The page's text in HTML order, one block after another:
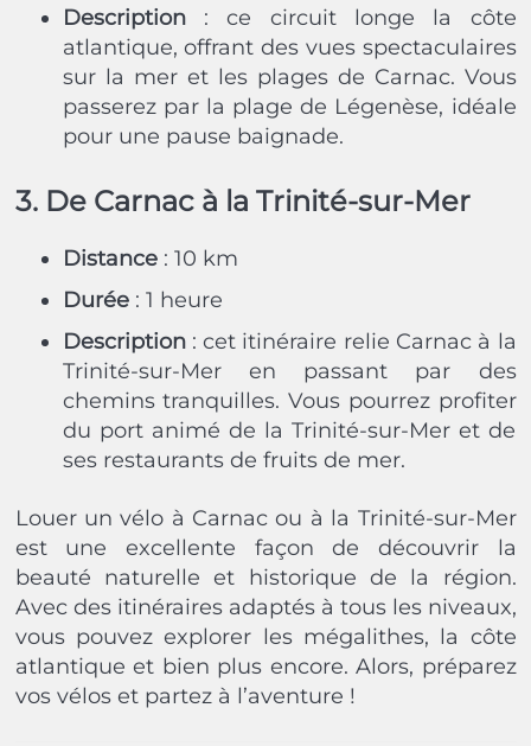
Description: ce circuit longe la côte
atlantique, offrant des vues spectaculaires
sur la mer et les plages de Carnac. Vous
passerez par la plage de Légenèse, idéale
pour une pause baignade.
3. De Carnac à la Trinité-sur-Mer
Distance: 10 km
Durée: 1 heure
Description: cet itinéraire relie Carnac à la
Trinité-sur-Mer en passant par des
chemins tranquilles. Vous pourrez profiter
du port animé de la Trinité-sur-Mer et de
ses restaurants de fruits de mer.
Louer un vélo à Carnac ou à la Trinité-sur-Mer
est une excellente façon de découvrir la
beauté naturelle et historique de la région.
Avec des itinéraires adaptés à tous les niveaux,
vous pouvez explorer les mégalithes, la côte
atlantique et bien plus encore. Alors, préparez
vos vélos et partez à l’aventure !